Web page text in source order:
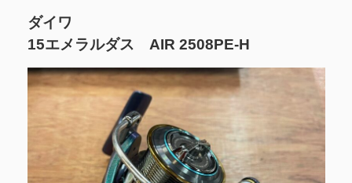
ダイワ
15エメラルダス AIR 2508PE-H